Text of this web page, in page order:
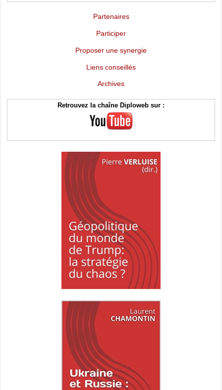
Partenaires
Participer
Proposer une synergie
Liens conseillés
Archives
Retrouvez la chaîne Diploweb sur :